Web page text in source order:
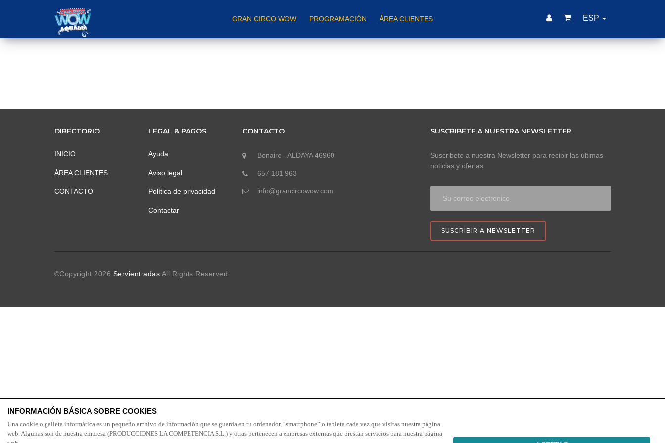
GRAN CIRCO WOW PROGRAMACIÓN ÁREA CLIENTES ESP
DIRECTORIO
INICIO
ÁREA CLIENTES
CONTACTO
LEGAL & PAGOS
Ayuda
Aviso legal
Política de privacidad
Contactar
CONTACTO
Bonaire - ALDAYA 46960
657 181 963
info@grancircowow.com
SUSCRIBETE A NUESTRA NEWSLETTER
Suscribete a nuestra Newsletter para recibir las últimas
noticias y ofertas
SUSCRIBIR A NEWSLETTER
©Copyright 2026 Servientradas All Rights Reserved
INFORMACIÓN BÁSICA SOBRE COOKIES
Una cookie o galleta informática es un pequeño archivo de información que se guarda en tu ordenador, “smartphone” o tableta cada vez que visitas nuestra página
web. Algunas son de nuestra empresa (PRODUCCIONES LA COMPETENCIA S.L.) y otras pertenecen a empresas externas que prestan servicios para nuestra página